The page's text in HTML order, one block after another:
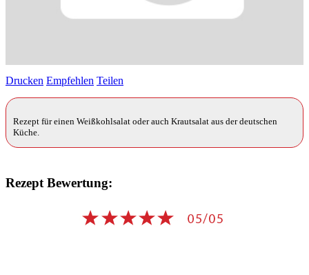
Drucken Empfehlen Teilen
Rezept für einen Weißkohlsalat oder auch Krautsalat aus der deutschen
Küche.
Rezept Bewertung: